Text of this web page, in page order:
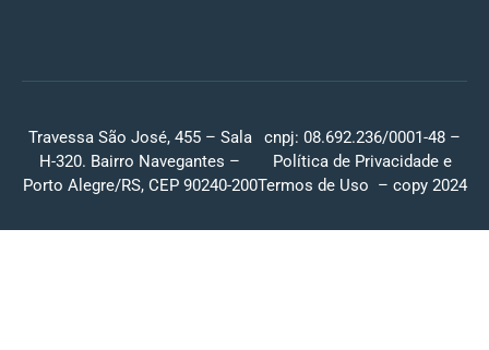
Travessa São José, 455 – Sala
H-320. Bairro Navegantes –
Porto Alegre/RS, CEP 90240-200
cnpj: 08.692.236/0001-48 –
Política de Privacidade e
Termos de Uso – copy 2024